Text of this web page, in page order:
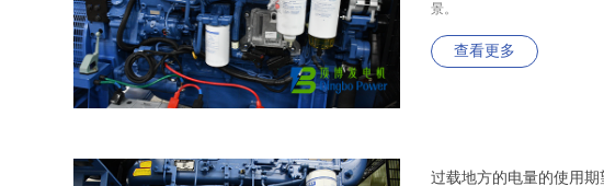
景。
查看更多
过载地方的电量的使用